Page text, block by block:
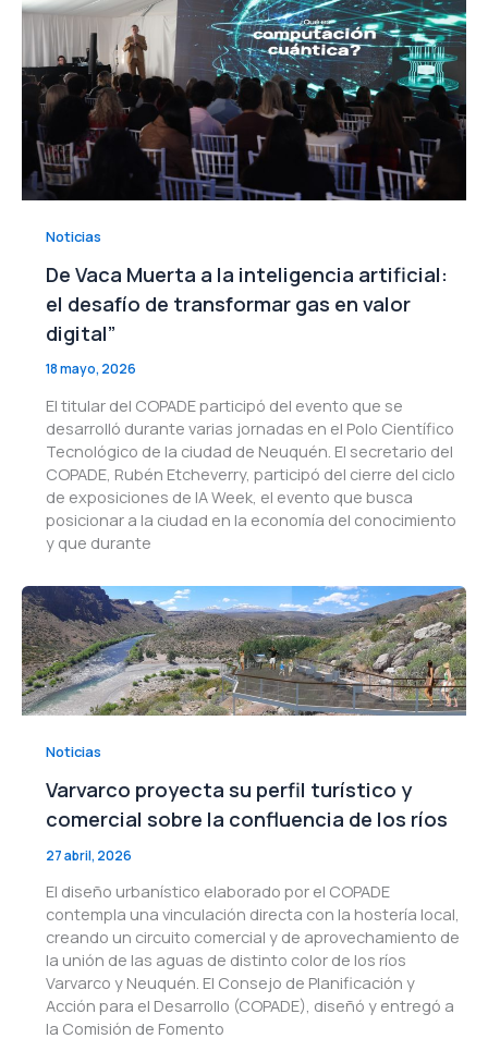
Noticias
De Vaca Muerta a la inteligencia artificial:
el desafío de transformar gas en valor
digital”
18 mayo, 2026
El titular del COPADE participó del evento que se
desarrolló durante varias jornadas en el Polo Científico
Tecnológico de la ciudad de Neuquén. El secretario del
COPADE, Rubén Etcheverry, participó del cierre del ciclo
de exposiciones de IA Week, el evento que busca
posicionar a la ciudad en la economía del conocimiento
y que durante
Noticias
Varvarco proyecta su perfil turístico y
comercial sobre la confluencia de los ríos
27 abril, 2026
El diseño urbanístico elaborado por el COPADE
contempla una vinculación directa con la hostería local,
creando un circuito comercial y de aprovechamiento de
la unión de las aguas de distinto color de los ríos
Varvarco y Neuquén. El Consejo de Planificación y
Acción para el Desarrollo (COPADE), diseñó y entregó a
la Comisión de Fomento